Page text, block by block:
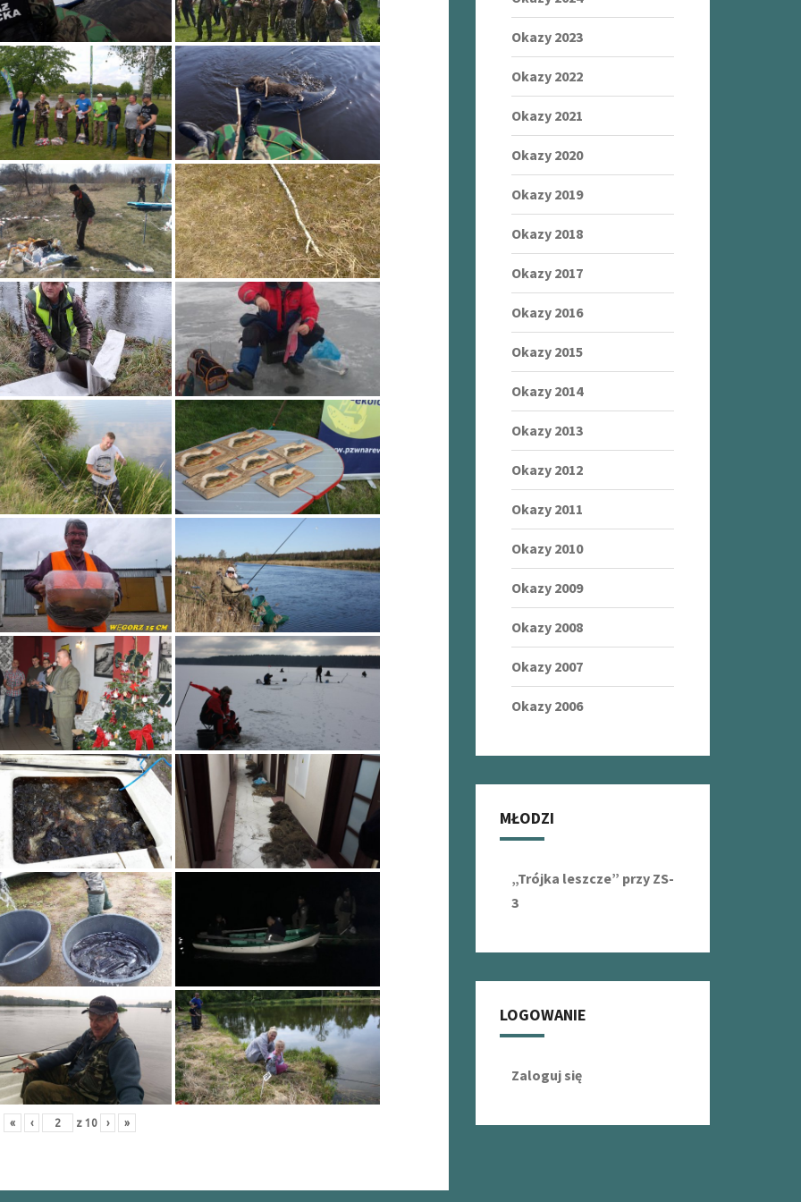
« ‹ z 10 › »
Okazy 2023
Okazy 2022
Okazy 2021
Okazy 2020
Okazy 2019
Okazy 2018
Okazy 2017
Okazy 2016
Okazy 2015
Okazy 2014
Okazy 2013
Okazy 2012
Okazy 2011
Okazy 2010
Okazy 2009
Okazy 2008
Okazy 2007
Okazy 2006
MŁODZI
„Trójka leszcze” przy ZS-
3
LOGOWANIE
Zaloguj się